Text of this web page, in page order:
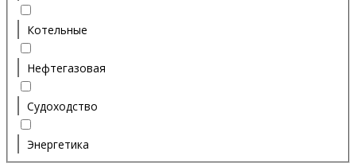
Котельные
Нефтегазовая
Судоходство
Энергетика